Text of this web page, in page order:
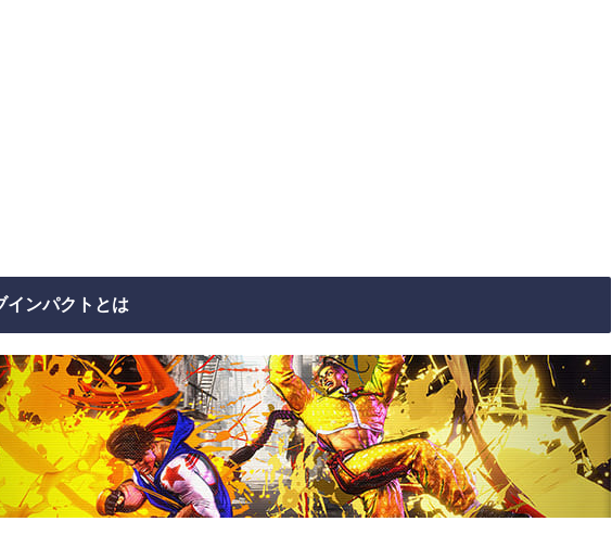
インパクトとは